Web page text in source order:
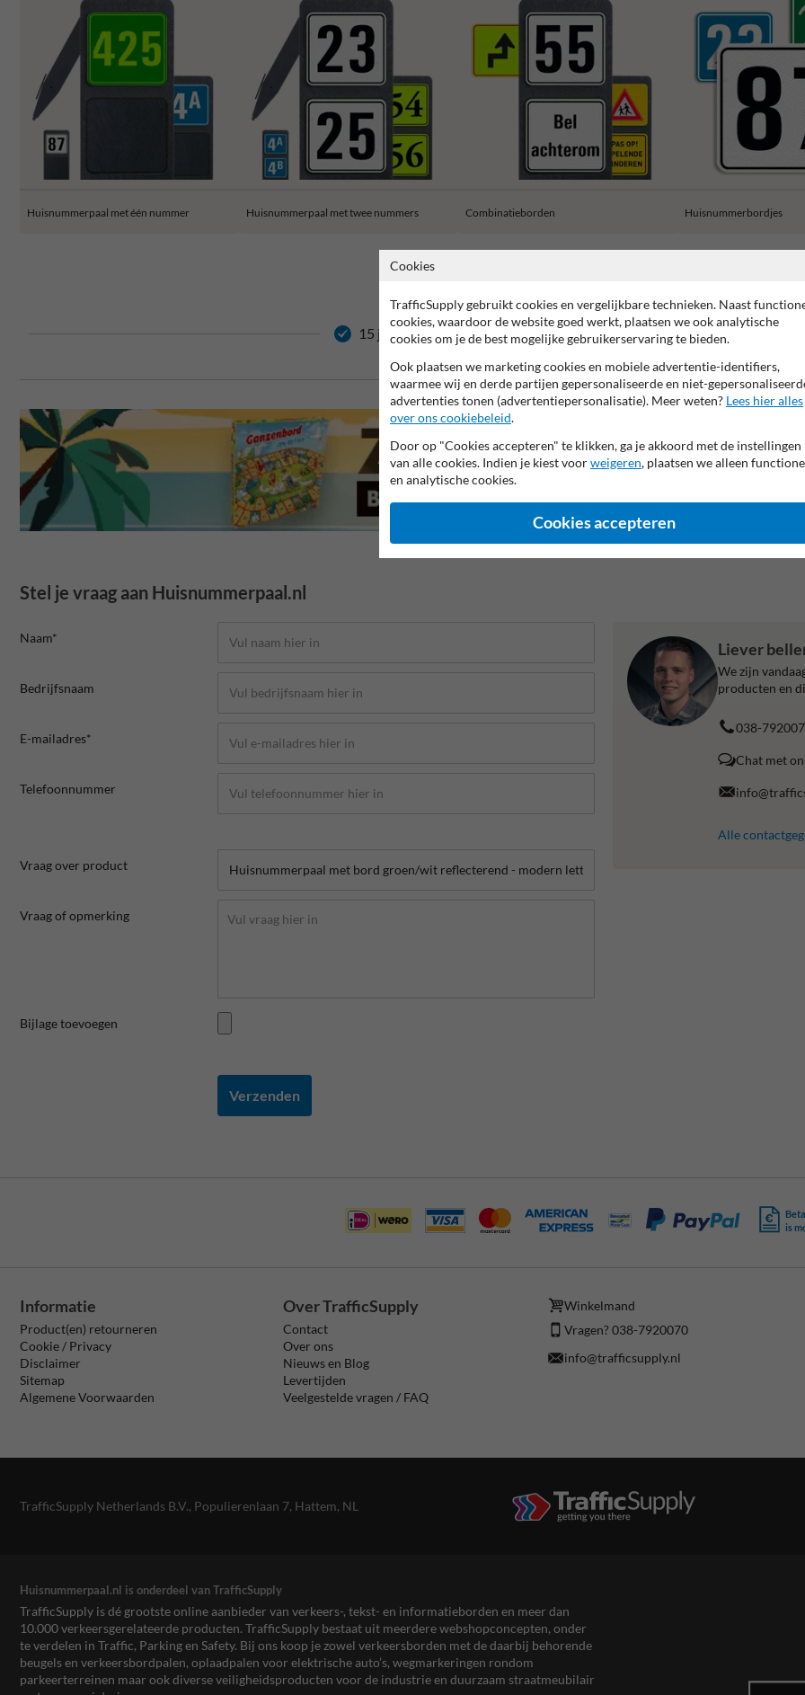
Huisnummerpaal met één nummer Huisnummerpaal met twee nummers Combinatieborden Huisnummerbordjes
15 jaar garantie op reflecterende folie Anti-graffiti laminaat
Stel je vraag aan Huisnummerpaal.nl
Naam*
Bedrijfsnaam
E-mailadres*
Telefoonnummer
Vraag over product
Vraag of opmerking
Bijlage toevoegen
Verzenden
Liever
We zijn
producten en
038-
Chat met
Alle
is
Informatie
Product(en) retourneren
Cookie / Privacy
Disclaimer
Sitemap
Algemene Voorwaarden
Over TrafficSupply
Contact
Over ons
Nieuws en Blog
Levertijden
Veelgestelde vragen / FAQ
Winkelmand
Vragen? 038-7920070
info@trafficsupply.nl
TrafficSupply Netherlands B.V., Populierenlaan 7, Hattem, NL
Huisnummerpaal.nl is onderdeel van TrafficSupply
TrafficSupply is dé grootste online aanbieder van verkeers-, tekst- en informatieborden en meer dan
10.000 verkeersgerelateerde producten. TrafficSupply bestaat uit meerdere webshopconcepten, onder
te verdelen in Traffic, Parking en Safety. Bij ons koop je zowel verkeersborden met de daarbij behorende
beugels en verkeersbordpalen, oplaadpalen voor elektrische auto’s, wegmarkeringen rondom
parkeerterreinen maar ook diverse veiligheidsproducten voor de industrie en duurzaam straatmeubilair
Cookies
TrafficSupply gebruikt cookies en vergelijkbare technieken. Naast
cookies, waardoor de website goed werkt, plaatsen we ook analytische
cookies om je de best mogelijke gebruikerservaring te bieden.
Ook plaatsen we marketing cookies en mobiele advertentie-identifiers,
waarmee wij en derde partijen gepersonaliseerde en niet-
advertenties tonen (advertentiepersonalisatie). Meer weten? Lees hier alles
over ons cookiebeleid.
Door op "Cookies accepteren" te klikken, ga je akkoord met de instellingen
van alle cookies. Indien je kiest voorweigeren, plaatsen we alleen
en analytische cookies.
Cookies accepteren